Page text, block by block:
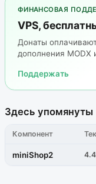
ФИНАНСОВАЯ
VPS,
Донаты
дополнения MODX
Поддержать
Здесь упомянуты
Компонент
miniShop2